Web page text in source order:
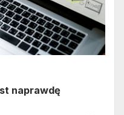
naprawdę